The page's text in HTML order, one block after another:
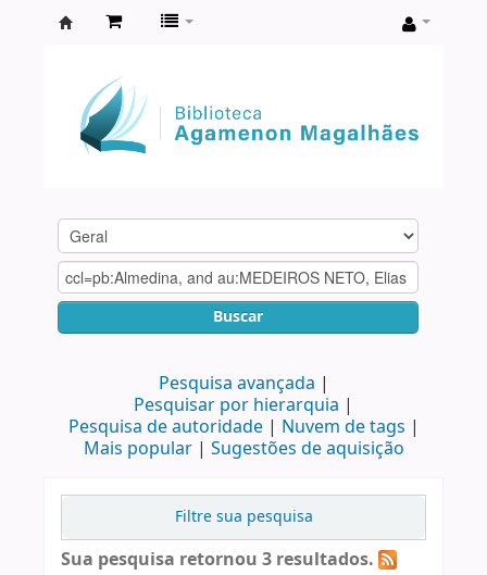
Agamenon
Magalhães
Buscar
Pesquisa avançada
Pesquisar por hierarquia
Pesquisa de autoridade
Nuvem de tags
Mais popular
Sugestões de aquisição
Filtre sua pesquisa
Sua pesquisa retornou 3 resultados.